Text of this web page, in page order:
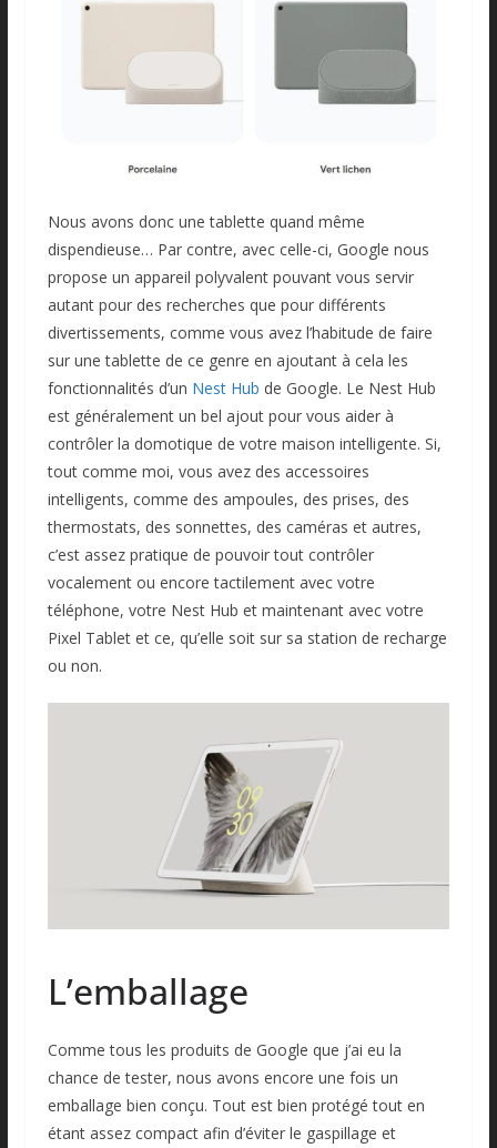
Nous avons donc une tablette quand même
dispendieuse… Par contre, avec celle-ci, Google nous
propose un appareil polyvalent pouvant vous servir
autant pour des recherches que pour différents
divertissements, comme vous avez l’habitude de faire
sur une tablette de ce genre en ajoutant à cela les
fonctionnalités d’un Nest Hub de Google. Le Nest Hub
est généralement un bel ajout pour vous aider à
contrôler la domotique de votre maison intelligente. Si,
tout comme moi, vous avez des accessoires
intelligents, comme des ampoules, des prises, des
thermostats, des sonnettes, des caméras et autres,
c’est assez pratique de pouvoir tout contrôler
vocalement ou encore tactilement avec votre
téléphone, votre Nest Hub et maintenant avec votre
Pixel Tablet et ce, qu’elle soit sur sa station de recharge
ou non.
L’emballage
Comme tous les produits de Google que j’ai eu la
chance de tester, nous avons encore une fois un
emballage bien conçu. Tout est bien protégé tout en
étant assez compact afin d’éviter le gaspillage et